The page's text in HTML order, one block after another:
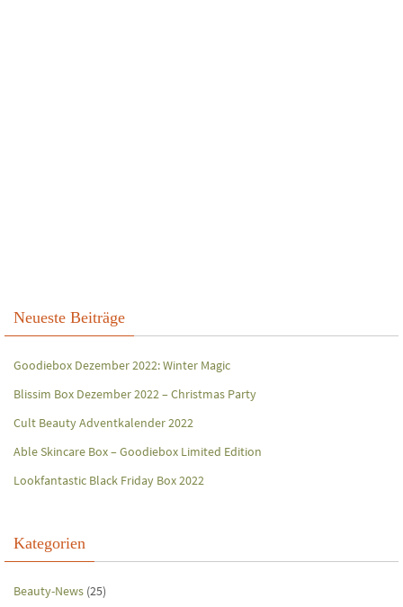
Neueste Beiträge
Goodiebox Dezember 2022: Winter Magic
Blissim Box Dezember 2022 – Christmas Party
Cult Beauty Adventkalender 2022
Able Skincare Box – Goodiebox Limited Edition
Lookfantastic Black Friday Box 2022
Kategorien
Beauty-News (25)